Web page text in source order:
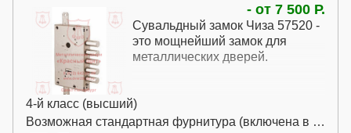
металлическую дверь ручку можно
прикрутить в любое место, хоть
посередине двери, поэтому здесь
применяются ручки без выноса – у
таких ручек нет момента, поэтому
крепление служит дольше.
- от 7 500 Р.
Сувальдный замок Чиза 57520 -
это мощнейший замок для
металлических дверей.
4-й класс (высший)
Возможная стандартная фурнитура (включена в цену):